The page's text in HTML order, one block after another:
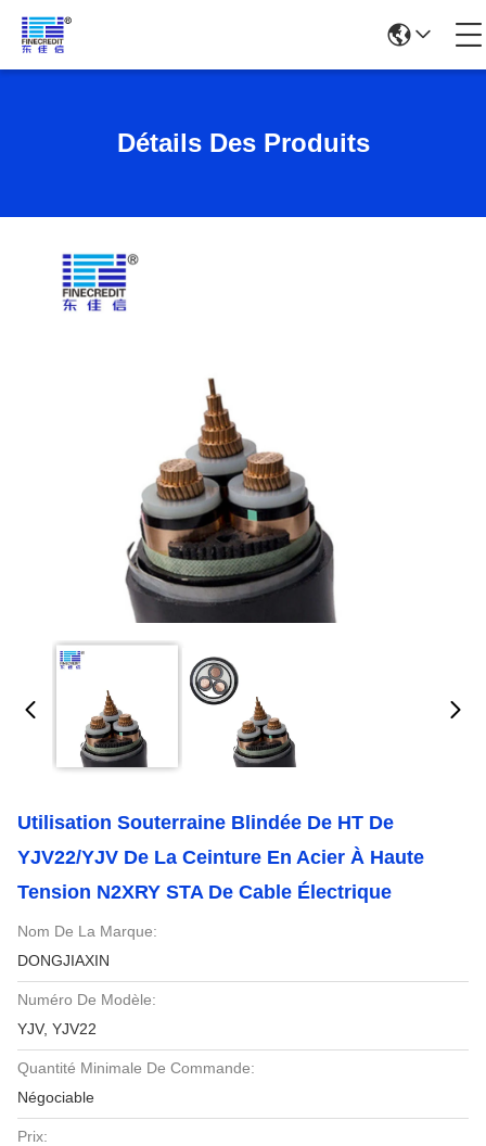
Détails Des Produits
Utilisation Souterraine Blindée De HT De
YJV22/YJV De La Ceinture En Acier À Haute
Tension N2XRY STA De Cable Électrique
Nom De La Marque:
DONGJIAXIN
Numéro De Modèle:
YJV, YJV22
Quantité Minimale De Commande:
Négociable
Prix: